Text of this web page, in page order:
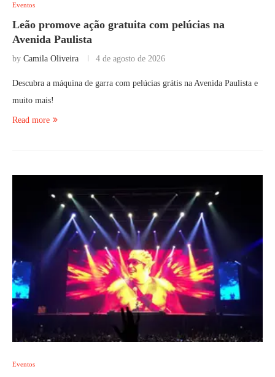
Eventos
Leão promove ação gratuita com pelúcias na
Avenida Paulista
by Camila Oliveira 4 de agosto de 2026
Descubra a máquina de garra com pelúcias grátis na Avenida Paulista e
muito mais!
Read more
Eventos